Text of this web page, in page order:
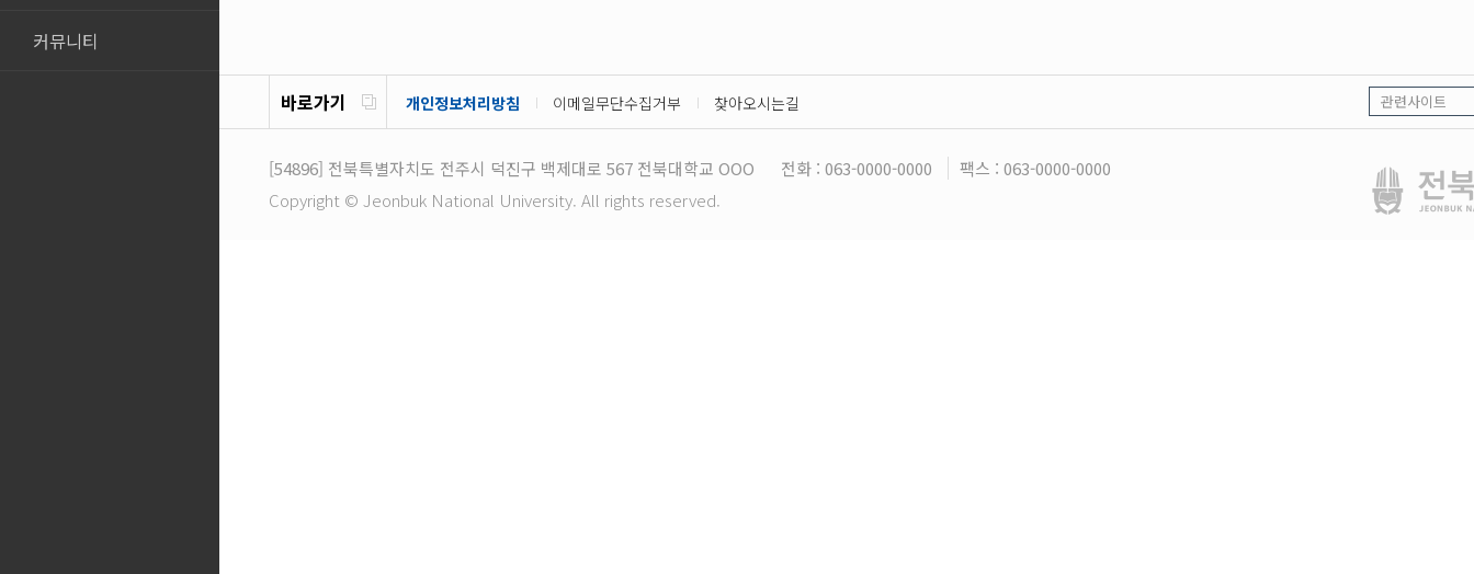
커뮤니티
바로가기 개인정보처리방침 이메일무단수집거부 찾아오시는길
[54896] 전북특별자치도 전주시 덕진구 백제대로 567 전북대학교 OOO 전화 : 063-0000-0000
팩스 : 063-0000-0000
Copyright © Jeonbuk National University. All rights reserved.